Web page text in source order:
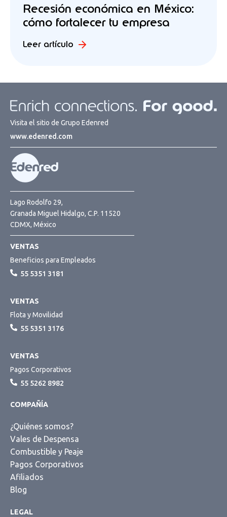
Recesión económica en México:
cómo fortalecer tu empresa
Leer artículo
Visita el sitio de Grupo Edenred
www.edenred.com
Lago Rodolfo 29,
Granada Miguel Hidalgo, C.P. 11520
CDMX, México
VENTAS
Beneficios para Empleados
55 5351 3181
VENTAS
Flota y Movilidad
55 5351 3176
VENTAS
Pagos Corporativos
55 5262 8982
COMPAÑÍA
¿Quiénes somos?
Vales de Despensa
Combustible y Peaje
Pagos Corporativos
Afiliados
Blog
LEGAL